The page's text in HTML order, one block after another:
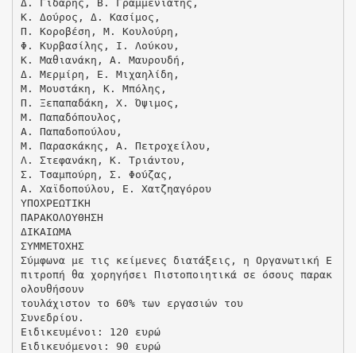
Δ. Γίδαρης, Β. Γραμμενιάτης,
Κ. Δούρος, Δ. Κασίμος,
Π. Κοροβέση, Μ. Κουλούρη,
Φ. Κυρβασίλης, Ι. Λούκου,
Κ. Μαθιανάκη, Α. Μαυρουδή,
Δ. Μερμίρη, Ε. Μιχαηλίδη,
M. Mουστάκη, Κ. Μπόλης,
Π. Ξεπαπαδάκη, Χ. Όψιμος,
Μ. Παπαδόπουλος,
Α. Παπαδοπούλου,
Μ. Παρασκάκης, Α. Πετροχείλου,
Λ. Στεφανάκη, Κ. Τριάντου,
Σ. Τσαμπούρη, Σ. Φούζας,
Α. Χαϊδοπούλου, Ε. Χατζηαγόρου
ΥΠΟΧΡΕΩΤΙΚΗ
ΠΑΡΑΚΟΛΟΥΘΗΣΗ
ΔΙΚΑΙΩΜΑ
ΣΥΜΜΕΤΟΧΗΣ
Σύμφωνα με τις κείμενες διατάξεις, η Οργανωτική Ε
πιτροπή θα χορηγήσει Πιστοποιητικά σε όσους παρακ
ολουθήσουν
τουλάχιστον το 60% των εργασιών του
Συνεδρίου.
Ειδικευμένοι: 120 ευρώ
Ειδικευόμενοι: 90 ευρώ